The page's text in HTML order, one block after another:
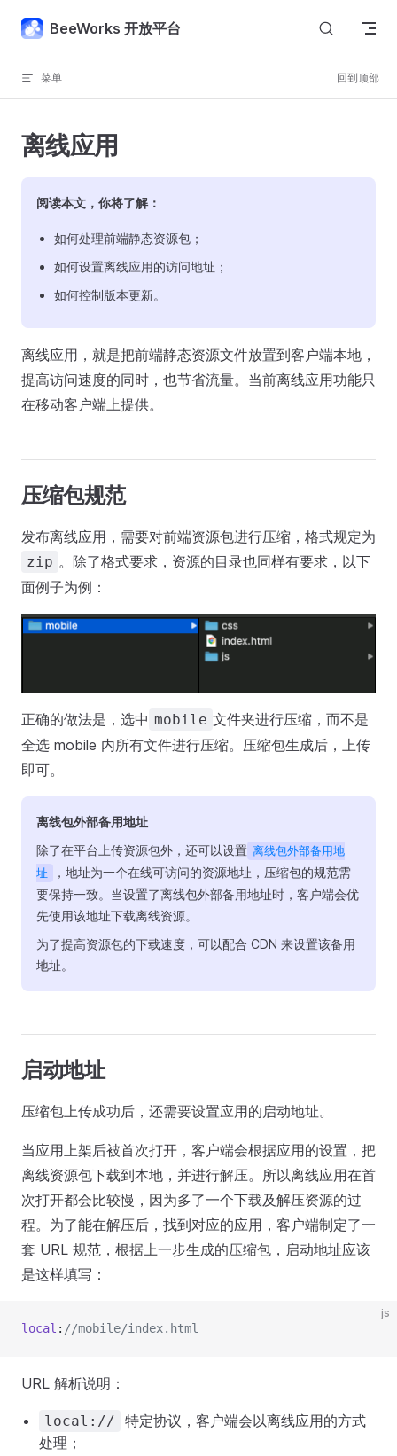
Skip to content
BeeWorks 开放平台
菜单 回到顶部
离线应用
阅读本文，你将了解：
如何处理前端静态资源包；
如何设置离线应用的访问地址；
如何控制版本更新。
离线应用，就是把前端静态资源文件放置到客户端本地，
提高访问速度的同时，也节省流量。当前离线应用功能只
在移动客户端上提供。
压缩包规范
发布离线应用，需要对前端资源包进行压缩，格式规定为
zip 。除了格式要求，资源的目录也同样有要求，以下
面例子为例：
正确的做法是，选中 mobile 文件夹进行压缩，而不是
全选 mobile 内所有文件进行压缩。压缩包生成后，上传
即可。
离线包外部备用地址
除了在平台上传资源包外，还可以设置 离线包外部备用地
址
，地址为一个在线可访问的资源地址，压缩包的规范需
要保持一致。当设置了离线包外部备用地址时，客户端会优
先使用该地址下载离线资源。
为了提高资源包的下载速度，可以配合 CDN 来设置该备用
地址。
启动地址
压缩包上传成功后，还需要设置应用的启动地址。
当应用上架后被首次打开，客户端会根据应用的设置，把
离线资源包下载到本地，并进行解压。所以离线应用在首
次打开都会比较慢，因为多了一个下载及解压资源的过
程。为了能在解压后，找到对应的应用，客户端制定了一
套 URL 规范，根据上一步生成的压缩包，启动地址应该
是这样填写：
js
local : //mobile/index.html
URL 解析说明：
local://
特定协议，客户端会以离线应用的方式
处理；